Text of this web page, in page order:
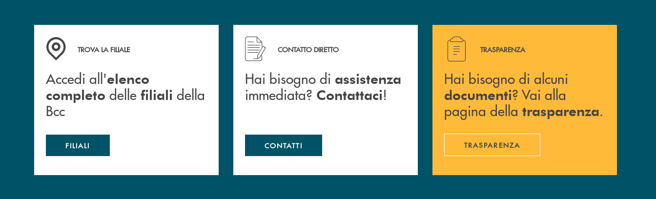
Accedi all' elenco completo delle filiali della Bcc
TROVA LA FILIALE
Accedi all'elenco
completo delle filiali della
Bcc
FILIALI
Hai bisogno di assistenza immediata? Contattaci !
CONTATTO DIRETTO
Hai bisogno di assistenza
immediata? Contattaci!
CONTATTI
Hai bisogno di alcuni documenti ? Vai alla pagina della
TRASPARENZA
Hai bisogno di alcuni
documenti? Vai alla
pagina della trasparenza.
TRASPARENZA